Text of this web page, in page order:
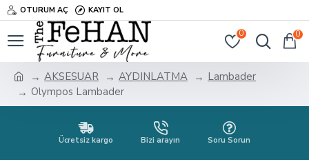
OTURUM AÇ KAYIT OL
0 0
AKSESUAR AYDINLATMA
Lambader
Olympos Lambader
Ücretsiz kargo Bizi arayın Soru Sorun